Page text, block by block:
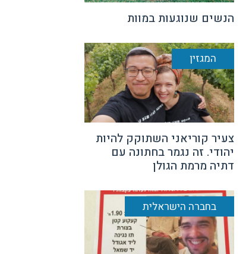
הנשים שנוגעות במוות
המגזין
צעיר קוריאני השתוקק להיות
יהודי. זה נגמר בחתונה עם
דתיה מרמת הגולן
בחברה הישראלית